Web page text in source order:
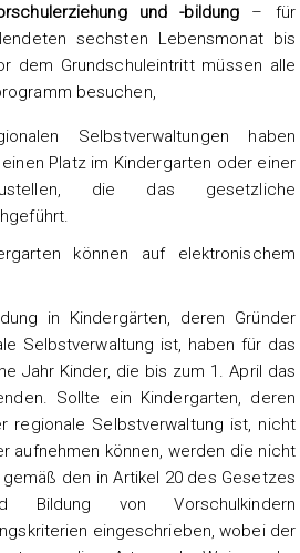
und -bildung – für
sechsten Lebensmonat bis
dem Grundschuleintritt müssen alle
besuchen,
Selbstverwaltungen haben
Platz im Kindergarten oder einer
die das gesetzliche
können auf elektronischem
in Kindergärten, deren Gründer
Selbstverwaltung ist, haben für das
Jahr Kinder, die bis zum 1. April das
Sollte ein Kindergarten, deren
regionale Selbstverwaltung ist, nicht
aufnehmen können, werden die nicht
den in Artikel 20 des Gesetzes
Bildung von Vorschulkindern
eingeschrieben, wobei der